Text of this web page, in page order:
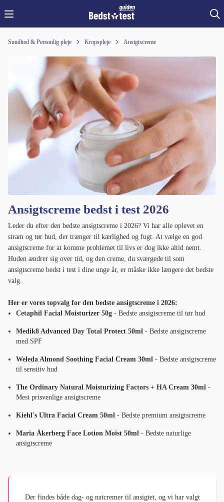
Sundhed & Personlig pleje Kropspleje Ansigtscreme
Ansigtscreme bedst i test 2026
Leder du efter den bedste ansigtscreme i 2026? Vi har alle oplevet en
stram og tør hud, der trænger til kærlighed og fugt. At vælge en god
ansigtscreme for at komme problemet til livs er dog ikke altid nemt.
Huden ændrer sig over tid, og den creme, du sværgede til som
ansigtscreme bedst i test i dine unge år, er måske ikke længere det bedste
valg.
Her er vores topvalg for den bedste ansigtscreme i 2026:
Cetaphil Facial Moisturizer 50g - Bedste ansigtscreme til tør hud
Medik8 Advanced Day Total Protect 50ml - Bedste ansigtscreme
med SPF
Weleda Almond Soothing Facial Cream 30ml - Bedste ansigtscreme
til sensitiv hud
The Ordinary Natural Moisturizing Factors + HA Cream 30ml -
Mest prisvenlige ansigtscreme
Kiehl's Ultra Facial Cream 50ml - Bedste premium ansigtscreme
Maria Åkerberg Face Lotion Moist 50ml - Bedste naturlige
ansigtscreme
Der findes både dag- og natcremer til ansigtet, og vi har valgt